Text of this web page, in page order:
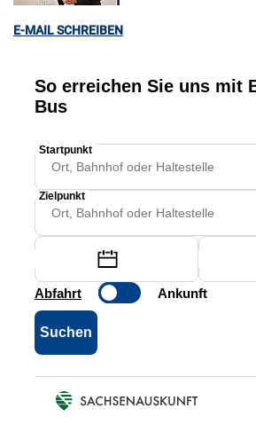
E-MAIL SCHREIBEN